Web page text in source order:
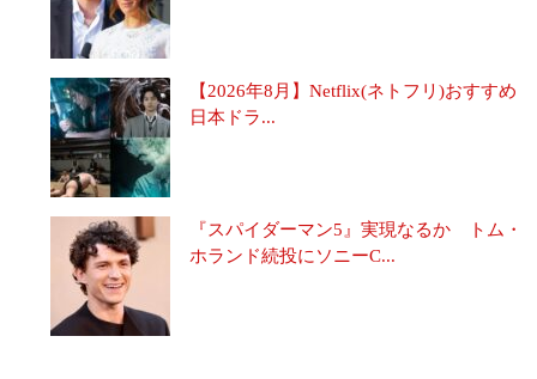
【2026年8月】Netflix(ネトフリ)おすすめ
日本ドラ...
『スパイダーマン5』実現なるか トム・
ホランド続投にソニーC...